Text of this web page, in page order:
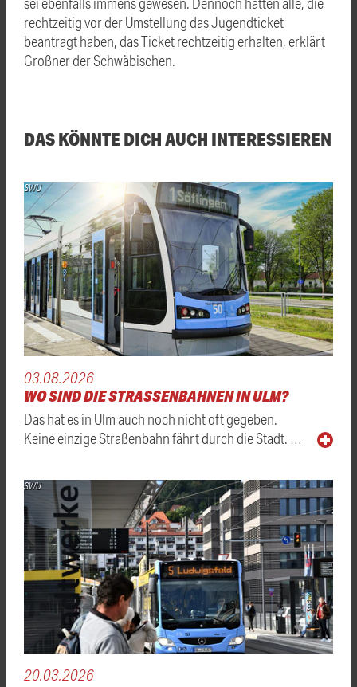
rechtzeitig vor der Umstellung das Jugendticket
beantragt haben, das Ticket rechtzeitig erhalten, erklärt
Großnerder Schwäbischen.
DAS KÖNNTE DICH AUCH INTERESSIEREN
SWU
03.08.2026
WO SIND DIE STRASSENBAHNEN IN ULM?
Das hat es in Ulm auch noch nicht oft gegeben.
Keine einzige Straßenbahn fährt durch die Stadt. …
SWU
20.03.2026